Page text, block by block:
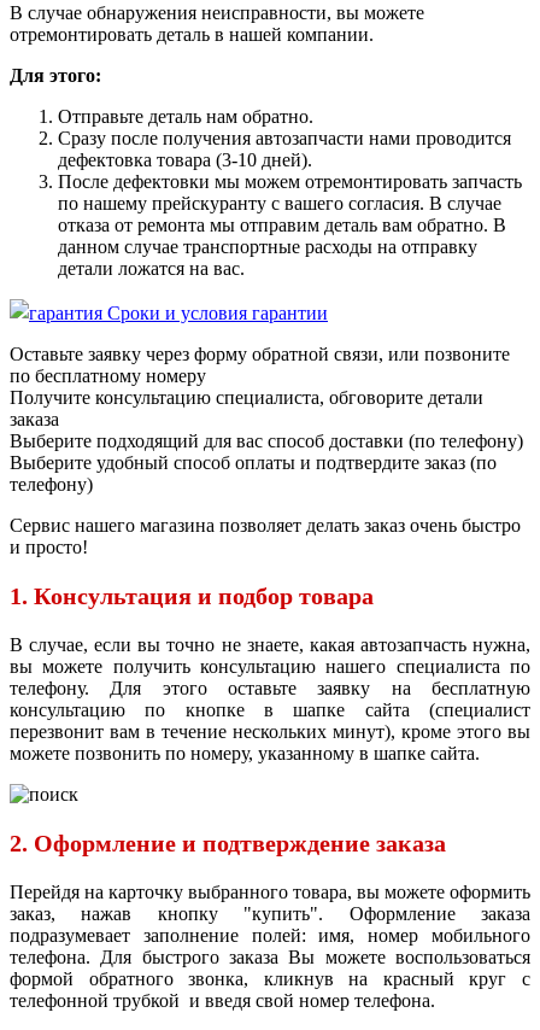
В случае обнаружения неисправности, вы можете
отремонтировать деталь в нашей компании.
Для этого:
Отправьте деталь нам обратно.
Сразу после получения автозапчасти нами проводится
дефектовка товара (3-10 дней).
После дефектовки мы можем отремонтировать запчасть
по нашему прейскуранту с вашего согласия. В случае
отказа от ремонта мы отправим деталь вам обратно. В
данном случае транспортные расходы на отправку
детали ложатся на вас.
Сроки и условия гарантии
Оставьте заявку через форму обратной связи, или позвоните
по бесплатному номеру
Получите консультацию специалиста, обговорите детали
заказа
Выберите подходящий для вас способ доставки (по телефону)
Выберите удобный способ оплаты и подтвердите заказ (по
телефону)
Сервис нашего магазина позволяет делать заказ очень быстро
и просто!
1. Консультация и подбор товара
В случае, если вы точно не знаете, какая автозапчасть нужна,
вы можете получить консультацию нашего специалиста по
телефону. Для этого оставьте заявку на бесплатную
консультацию по кнопке в шапке сайта (специалист
перезвонит вам в течение нескольких минут), кроме этого вы
можете позвонить по номеру, указанному в шапке сайта.
2. Оформление и подтверждение заказа
Перейдя на карточку выбранного товара, вы можете оформить
заказ, нажав кнопку "купить". Оформление заказа
подразумевает заполнение полей: имя, номер мобильного
телефона. Для быстрого заказа Вы можете воспользоваться
формой обратного звонка, кликнув на красный круг с
телефонной трубкой и введя свой номер телефона.